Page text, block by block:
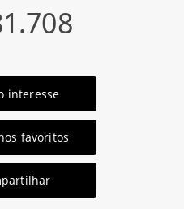
interesse
favoritos